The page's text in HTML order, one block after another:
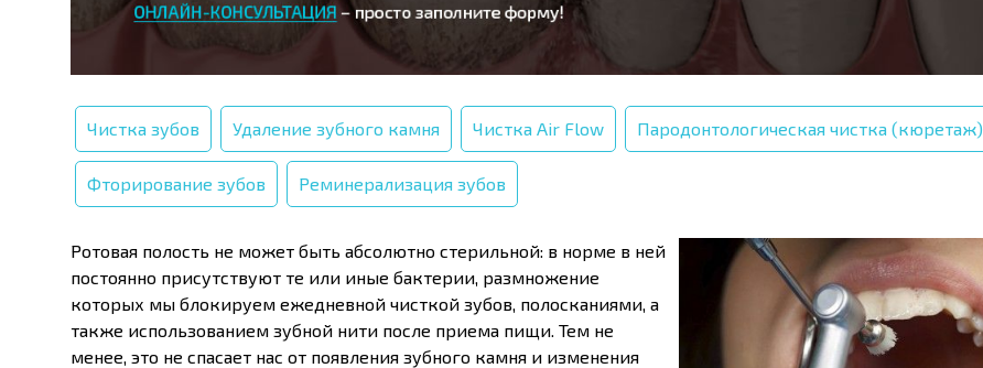
Чистка зубов Удаление зубного камня Чистка Air Flow Пародонтологическая чистка (кюретаж)
Фторирование зубов Реминерализация зубов
Ротовая полость не может быть абсолютно стерильной: в норме в ней
постоянно присутствуют те или иные бактерии, размножение
которых мы блокируем ежедневной чисткой зубов, полосканиями, а
также использованием зубной нити после приема пищи. Тем не
менее, это не спасает нас от появления зубного камня и изменения